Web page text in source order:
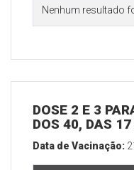
Nenhum resultado
DOSE 2 E 3
DOS 40, DAS
Data de Vacinação: